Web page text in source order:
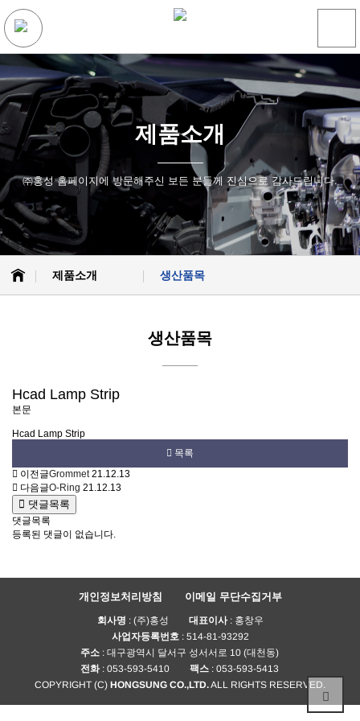
제품소개
㈜홍성 홈페이지에 방문해주신 보든 분들께 진심으로 감사드립니다.
제품소개 생산품목
고객센터
전기 자동차용 고무
생산품목
Hcad Lamp Strip
본문
Hcad Lamp Strip
목록
이전글Grommet 21.12.13
다음글O-Ring 21.12.13
댓글목록
댓글목록
등록된 댓글이 없습니다.
개인정보처리방침 이메일 무단수집거부
회사명 : (주)홍성 대표이사: 홍창우
사업자등록번호: 514-81-93292
주소 : 대구광역시 달서구 성서서로 10 (대천동)
전화: 053-593-5410 팩스 : 053-593-5413
COPYRIGHT (C) HONGSUNG CO.,LTD.ALL RIGHTS RESERVED.